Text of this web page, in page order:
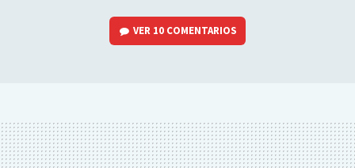
VER 10 COMENTARIOS